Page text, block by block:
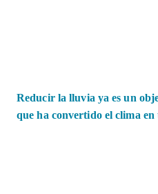
Reducir la lluvia ya es un
que ha convertido el clima en